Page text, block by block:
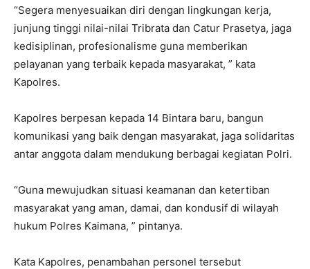
“Segera menyesuaikan diri dengan lingkungan kerja,
junjung tinggi nilai-nilai Tribrata dan Catur Prasetya, jaga
kedisiplinan, profesionalisme guna memberikan
pelayanan yang terbaik kepada masyarakat, ” kata
Kapolres.
Kapolres berpesan kepada 14 Bintara baru, bangun
komunikasi yang baik dengan masyarakat, jaga solidaritas
antar anggota dalam mendukung berbagai kegiatan Polri.
“Guna mewujudkan situasi keamanan dan ketertiban
masyarakat yang aman, damai, dan kondusif di wilayah
hukum Polres Kaimana, ” pintanya.
Kata Kapolres, penambahan personel tersebut